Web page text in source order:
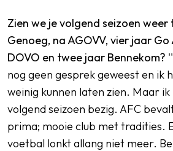
Zien we je volgend seizoen
Genoeg, na AGOVV, vier jaar
DOVO en twee jaar Bennekom?
nog geen gesprek geweest en ik
weinig kunnen laten zien. Maar
volgend seizoen bezig. AFC
prima; mooie club met tradities.
voetbal lonkt allang niet meer.